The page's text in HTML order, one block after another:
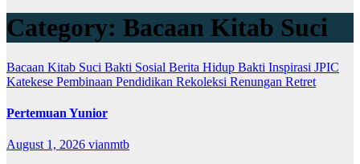
Category: Bacaan Kitab Suci
Bacaan Kitab Suci Bakti Sosial Berita Hidup Bakti Inspirasi JPIC
Katekese Pembinaan Pendidikan Rekoleksi Renungan Retret
Pertemuan Yunior
August 1, 2026 vianmtb